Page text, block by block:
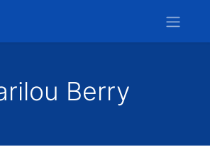
Berry